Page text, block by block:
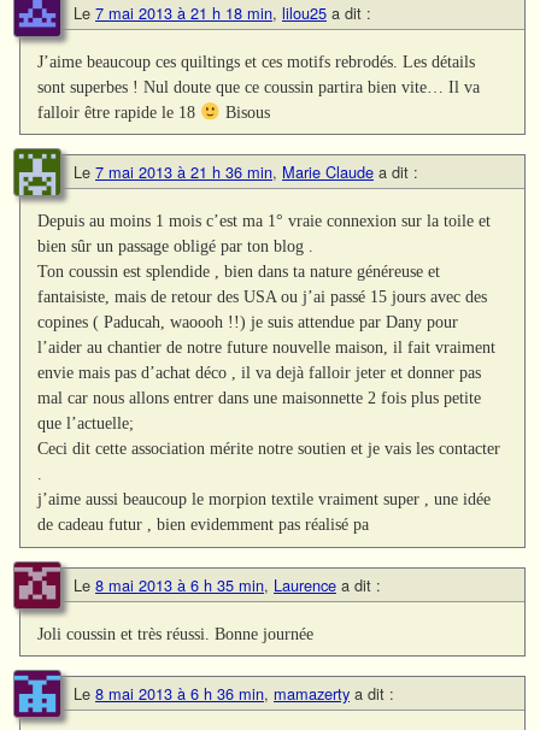
Le 7 mai 2013 à 21 h 18 min, lilou25 a dit :
J’aime beaucoup ces quiltings et ces motifs rebrodés. Les détails
sont superbes ! Nul doute que ce coussin partira bien vite… Il va
falloir être rapide le 18
Bisous
Le 7 mai 2013 à 21 h 36 min, Marie Claude a dit :
Depuis au moins 1 mois c’est ma 1° vraie connexion sur la toile et
bien sûr un passage obligé par ton blog .
Ton coussin est splendide , bien dans ta nature généreuse et
fantaisiste, mais de retour des USA ou j’ai passé 15 jours avec des
copines ( Paducah, waoooh !!) je suis attendue par Dany pour
l’aider au chantier de notre future nouvelle maison, il fait vraiment
envie mais pas d’achat déco , il va dejà falloir jeter et donner pas
mal car nous allons entrer dans une maisonnette 2 fois plus petite
que l’actuelle;
Ceci dit cette association mérite notre soutien et je vais les contacter
.
j’aime aussi beaucoup le morpion textile vraiment super , une idée
de cadeau futur , bien evidemment pas réalisé pa
Le 8 mai 2013 à 6 h 35 min, Laurence a dit :
Joli coussin et très réussi. Bonne journée
Le 8 mai 2013 à 6 h 36 min, mamazerty a dit :